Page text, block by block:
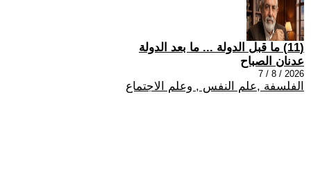
(11) ما قبل الدولة ... ما بعد الدولة
عدنان الصباح
2026 / 8 / 7
الفلسفة ,علم النفس , وعلم الاجتماع